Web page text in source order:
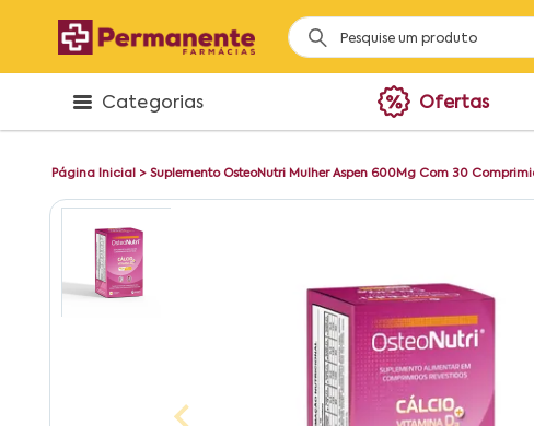
Categorias Ofertas
Página Inicial > Suplemento OsteoNutri Mulher Aspen 600Mg Com 30